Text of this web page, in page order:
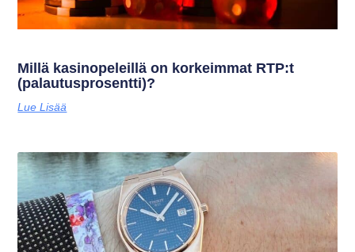
Millä kasinopeleillä on korkeimmat RTP:t
(palautusprosentti)?
Lue Lisää